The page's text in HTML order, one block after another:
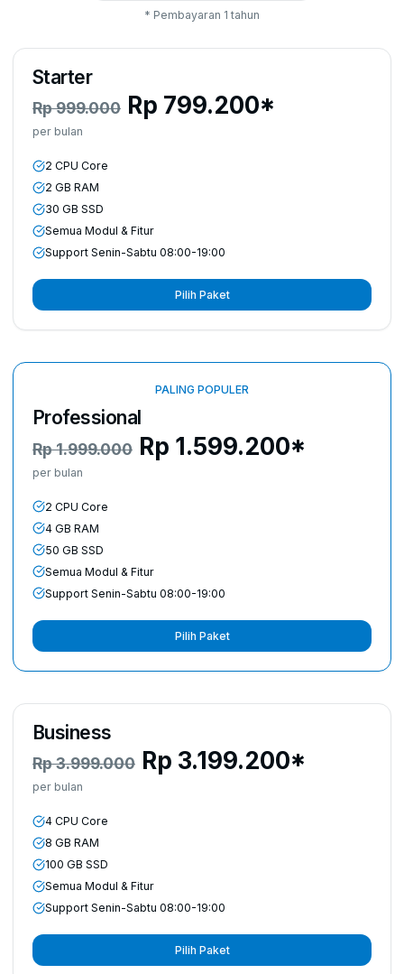
* Pembayaran 1 tahun
Starter
Rp999.000 Rp 799.200*
per bulan
2 CPU Core
2 GB RAM
30 GB SSD
Semua Modul & Fitur
Support Senin-Sabtu 08:00-19:00
Pilih Paket
PALING POPULER
Professional
Rp1.999.000 Rp 1.599.200*
per bulan
2 CPU Core
4 GB RAM
50 GB SSD
Semua Modul & Fitur
Support Senin-Sabtu 08:00-19:00
Pilih Paket
Business
Rp3.999.000 Rp 3.199.200*
per bulan
4 CPU Core
8 GB RAM
100 GB SSD
Semua Modul & Fitur
Support Senin-Sabtu 08:00-19:00
Pilih Paket